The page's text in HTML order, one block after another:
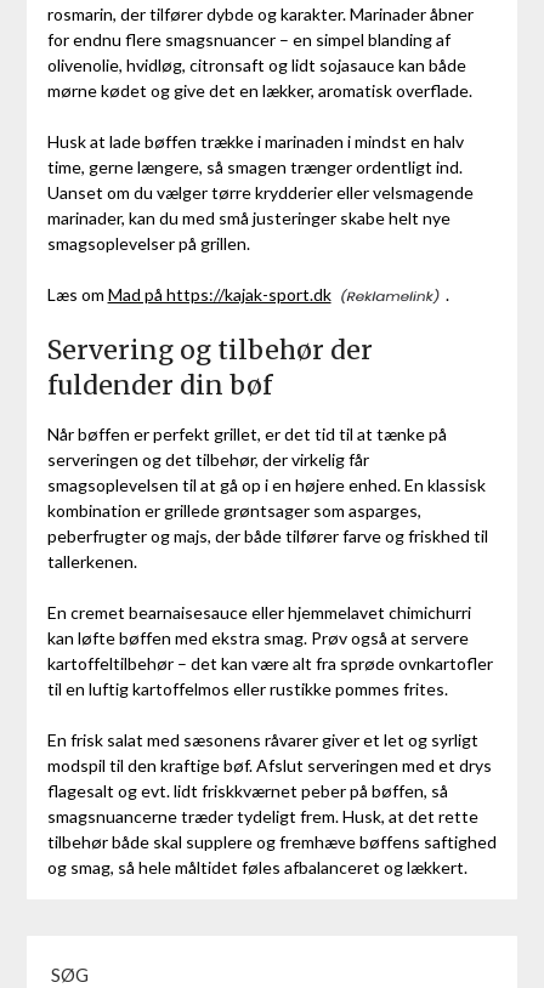
rosmarin, der tilfører dybde og karakter. Marinader åbner
for endnu flere smagsnuancer – en simpel blanding af
olivenolie, hvidløg, citronsaft og lidt sojasauce kan både
mørne kødet og give det en lækker, aromatisk overflade.
Husk at lade bøffen trække i marinaden i mindst en halv
time, gerne længere, så smagen trænger ordentligt ind.
Uanset om du vælger tørre krydderier eller velsmagende
marinader, kan du med små justeringer skabe helt nye
smagsoplevelser på grillen.
Læs om Mad på https://kajak-sport.dk .
Servering og tilbehør der
fuldender din bøf
Når bøffen er perfekt grillet, er det tid til at tænke på
serveringen og det tilbehør, der virkelig får
smagsoplevelsen til at gå op i en højere enhed. En klassisk
kombination er grillede grøntsager som asparges,
peberfrugter og majs, der både tilfører farve og friskhed til
tallerkenen.
En cremet bearnaisesauce eller hjemmelavet chimichurri
kan løfte bøffen med ekstra smag. Prøv også at servere
kartoffeltilbehør – det kan være alt fra sprøde ovnkartofler
til en luftig kartoffelmos eller rustikke pommes frites.
En frisk salat med sæsonens råvarer giver et let og syrligt
modspil til den kraftige bøf. Afslut serveringen med et drys
flagesalt og evt. lidt friskkværnet peber på bøffen, så
smagsnuancerne træder tydeligt frem. Husk, at det rette
tilbehør både skal supplere og fremhæve bøffens saftighed
og smag, så hele måltidet føles afbalanceret og lækkert.
SØG